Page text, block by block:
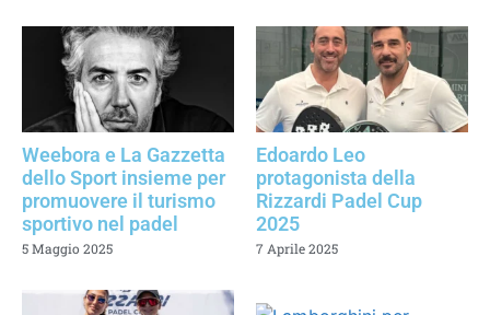
Weebora e La Gazzetta
dello Sport insieme per
promuovere il turismo
sportivo nel padel
5 Maggio 2025
Edoardo Leo
protagonista della
Rizzardi Padel Cup
2025
7 Aprile 2025